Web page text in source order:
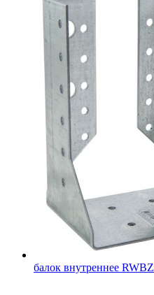
балок внутреннее RWBZ